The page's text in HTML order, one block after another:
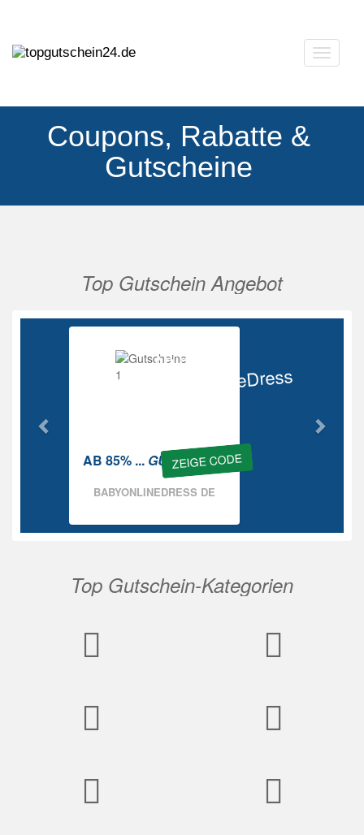
Coupons, Rabatte &
Gutscheine
Top Gutschein Angebot
Ab 85%
BabyOnlineDress
ZEIGE CODE
AB 85% ... GUTSCHEIN
BABYONLINEDRESS DE
Vorherige
Top Gutschein-Kategorien